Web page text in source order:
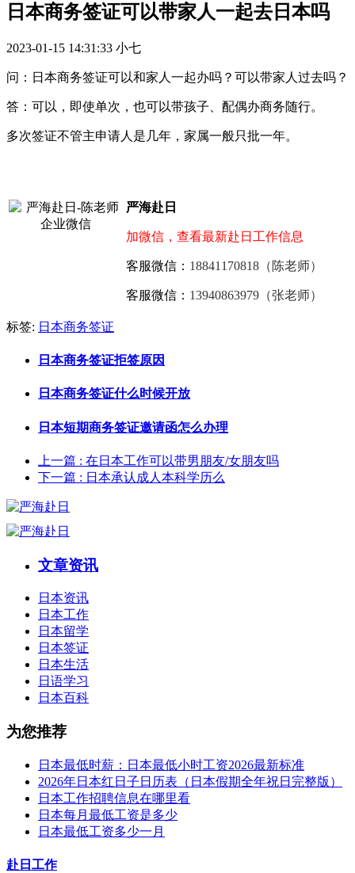
日本商务签证可以带家人一起去日本吗
2023-01-15 14:31:33 小七
问：日本商务签证可以和家人一起办吗？可以带家人过去吗？
答：可以，即使单次，也可以带孩子、配偶办商务随行。
多次签证不管主申请人是几年，家属一般只批一年。
严海赴日
加微信，查看最新赴日工作信息
客服微信： 18841170818（陈老师）
客服微信： 13940863979（张老师）
标签: 日本商务签证
日本商务签证拒签原因
日本商务签证什么时候开放
日本短期商务签证邀请函怎么办理
上一篇 : 在日本工作可以带男朋友/女朋友吗
下一篇 : 日本承认成人本科学历么
文章资讯
日本资讯
日本工作
日本留学
日本签证
日本生活
日语学习
日本百科
为您推荐
日本最低时薪：日本最低小时工资2026最新标准
2026年日本红日子日历表（日本假期全年祝日完整版）
日本工作招聘信息在哪里看
日本每月最低工资是多少
日本最低工资多少一月
赴日工作